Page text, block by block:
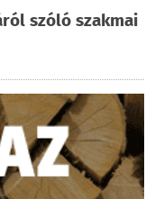
szóló szakmai